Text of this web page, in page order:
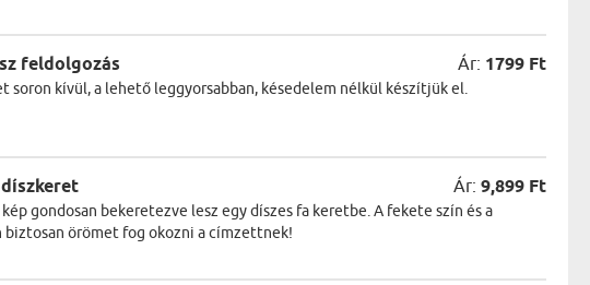
feldolgozás Ár: 1799 Ft
soron kívül, a lehető leggyorsabban, késedelem nélkül készítjük el.
Ár: 9,899 Ft
gondosan bekeretezve lesz egy díszes fa keretbe. A fekete szín és a
biztosan örömet fog okozni a címzettnek!